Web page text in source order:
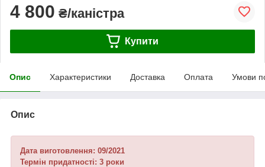
4 800 ₴/каністра
Купити
Опис Характеристики Доставка Оплата Умови
Опис
Дата виготовлення: 09/2021
Термін придатності: 3 роки